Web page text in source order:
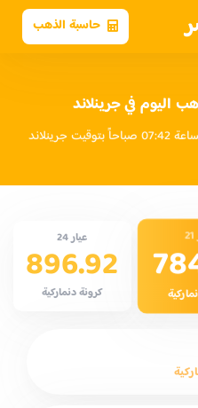
حاسبة الذهب
اليوم في جرينلاند
عيار 24
896.92
كرونة دنماركية